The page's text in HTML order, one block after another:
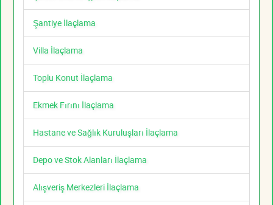
Şantiye İlaçlama
Villa İlaçlama
Toplu Konut İlaçlama
Ekmek Fırını İlaçlama
Hastane ve Sağlık Kuruluşları İlaçlama
Depo ve Stok Alanları İlaçlama
Alışveriş Merkezleri İlaçlama